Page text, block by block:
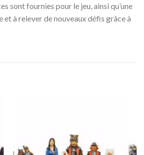
sont fournies pour le jeu, ainsi qu’une
et à relever de nouveaux défis grâce à